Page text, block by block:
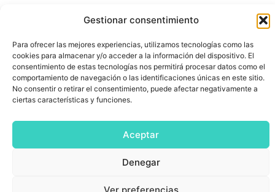
Gestionar consentimiento
Para ofrecer las mejores experiencias, utilizamos tecnologías como las
cookies para almacenar y/o acceder a la información del dispositivo. El
consentimiento de estas tecnologías nos permitirá procesar datos como el
comportamiento de navegación o las identificaciones únicas en este sitio.
No consentir o retirar el consentimiento, puede afectar negativamente a
ciertas características y funciones.
Aceptar
Denegar
Ver preferencias